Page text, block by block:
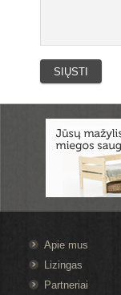
Apie mus
Lizingas
Partneriai